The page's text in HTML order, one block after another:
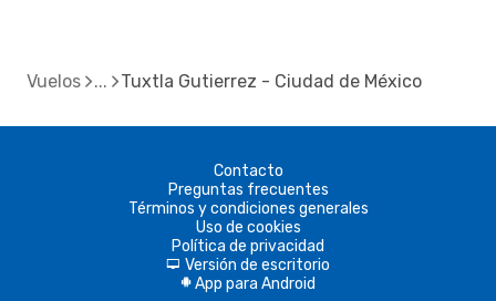
Vuelos Tuxtla Gutierrez - Ciudad de México
Contacto
Preguntas frecuentes
Términos y condiciones generales
Uso de cookies
Política de privacidad
d Versión de escritorio
A App para Android